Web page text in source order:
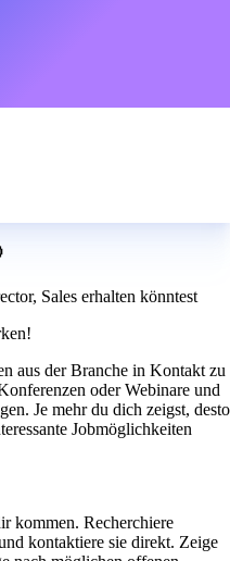
Sales erhalten könntest
aus der Branche in Kontakt zu
oder Webinare und
Je mehr du dich zeigst, desto
Jobmöglichkeiten
kommen. Recherchiere
kontaktiere sie direkt. Zeige